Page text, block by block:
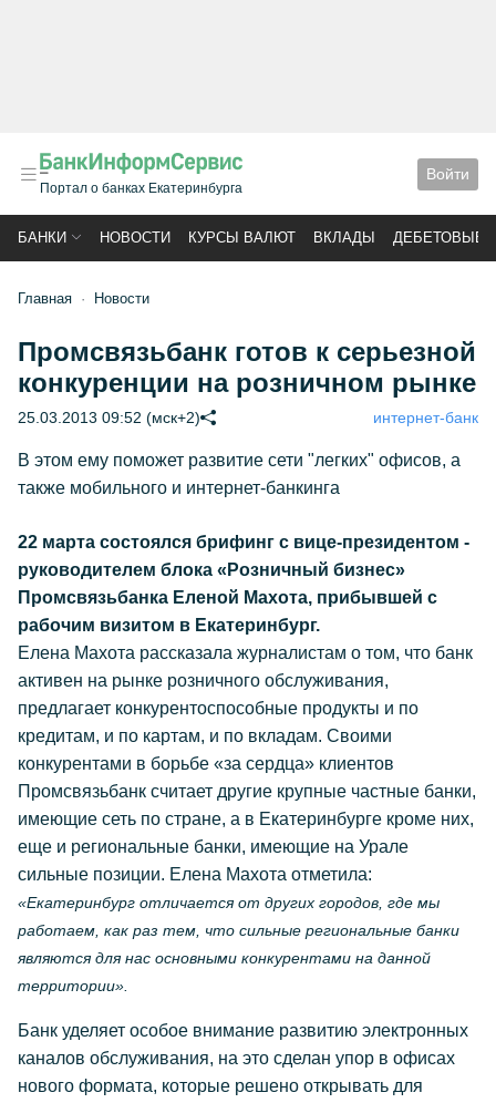
Портал о банках Екатеринбурга
Войти
БАНКИ НОВОСТИ КУРСЫ ВАЛЮТ ВКЛАДЫ ДЕБЕТОВЫЕ
Главная Новости
Промсвязьбанк готов к серьезной
конкуренции на розничном рынке
25.03.2013 09:52 (мск+2) интернет-банк
В этом ему поможет развитие сети "легких" офисов, а
также мобильного и интернет-банкинга
22 марта состоялся брифинг с вице-президентом -
руководителем блока «Розничный бизнес»
Промсвязьбанка Еленой Махота, прибывшей с
рабочим визитом в Екатеринбург.
Елена Махота рассказала журналистам о том, что банк
активен на рынке розничного обслуживания,
предлагает конкурентоспособные продукты и по
кредитам, и по картам, и по вкладам. Своими
конкурентами в борьбе «за сердца» клиентов
Промсвязьбанк считает другие крупные частные банки,
имеющие сеть по стране, а в Екатеринбурге кроме них,
еще и региональные банки, имеющие на Урале
сильные позиции. Елена Махота отметила:
«Екатеринбург отличается от других городов, где мы
работаем, как раз тем, что сильные региональные банки
являются для нас основными конкурентами на данной
территории».
Банк уделяет особое внимание развитию электронных
каналов обслуживания, на это сделан упор в офисах
нового формата, которые решено открывать для